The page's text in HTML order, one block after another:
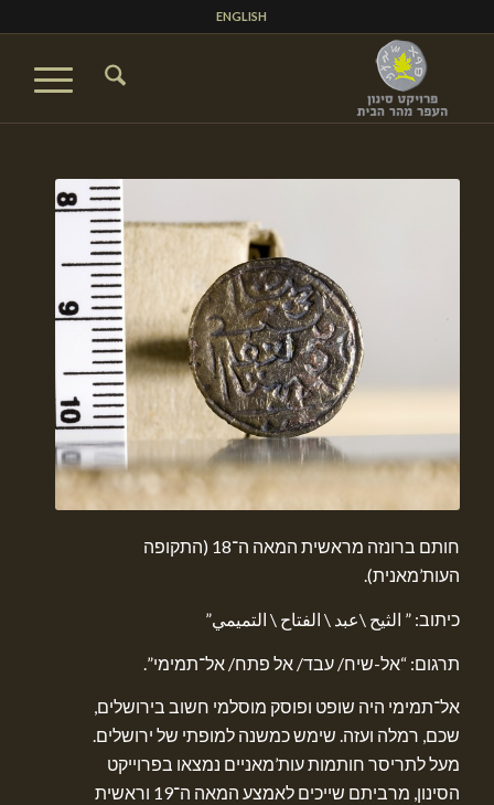
ENGLISH
חותם ברונזה מראשית המאה ה־18 (התקופה
העות’מאנית).
כיתוב: ” الثيح \عبد \ الفتاح \ التميمي”
תרגום: “אל-שיח/ עבד/ אל פתח/ אל־תמימי”.
אל־תמימי היה שופט ופוסק מוסלמי חשוב בירושלים,
שכם, רמלה ועזה. שימש כמשנה למופתי של ירושלים.
מעל לתריסר חותמות עות’מאניים נמצאו בפרוייקט
הסינון, מרביתם שייכים לאמצע המאה ה־19 וראשית